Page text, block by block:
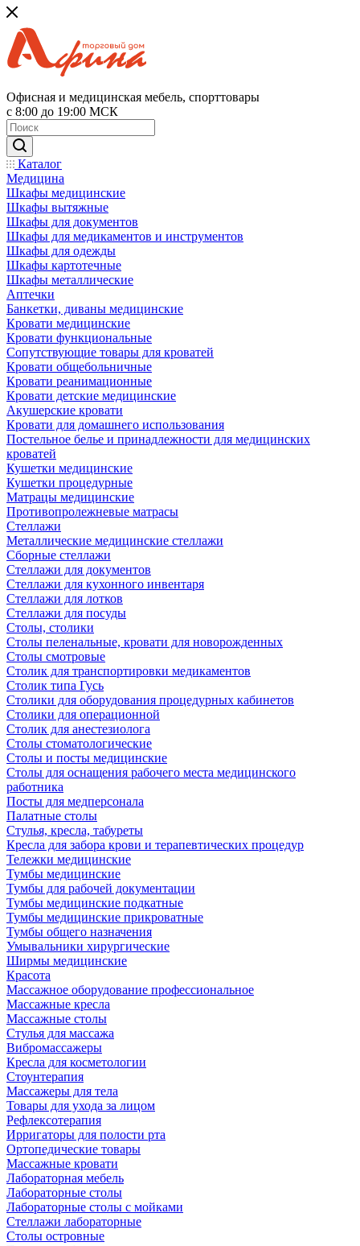
Офисная и медицинская мебель, спорттовары
с 8:00 до 19:00 МСК
Каталог
Медицина
Шкафы медицинские
Шкафы вытяжные
Шкафы для документов
Шкафы для медикаментов и инструментов
Шкафы для одежды
Шкафы картотечные
Шкафы металлические
Аптечки
Банкетки, диваны медицинские
Кровати медицинские
Кровати функциональные
Сопутствующие товары для кроватей
Кровати общебольничные
Кровати реанимационные
Кровати детские медицинские
Акушерские кровати
Кровати для домашнего использования
Постельное белье и принадлежности для медицинских
кроватей
Кушетки медицинские
Кушетки процедурные
Матрацы медицинские
Противопролежневые матрасы
Стеллажи
Металлические медицинские стеллажи
Сборные стеллажи
Стеллажи для документов
Стеллажи для кухонного инвентаря
Стеллажи для лотков
Стеллажи для посуды
Столы, столики
Столы пеленальные, кровати для новорожденных
Столы смотровые
Столик для транспортировки медикаментов
Столик типа Гусь
Столики для оборудования процедурных кабинетов
Столики для операционной
Столик для анестезиолога
Столы стоматологические
Столы и посты медицинские
Столы для оснащения рабочего места медицинского
работника
Посты для медперсонала
Палатные столы
Стулья, кресла, табуреты
Кресла для забора крови и терапевтических процедур
Тележки медицинские
Тумбы медицинские
Тумбы для рабочей документации
Тумбы медицинские подкатные
Тумбы медицинские прикроватные
Тумбы общего назначения
Умывальники хирургические
Ширмы медицинские
Красота
Массажное оборудование профессиональное
Массажные кресла
Массажные столы
Стулья для массажа
Вибромассажеры
Кресла для косметологии
Стоунтерапия
Массажеры для тела
Товары для ухода за лицом
Рефлексотерапия
Ирригаторы для полости рта
Ортопедические товары
Массажные кровати
Лабораторная мебель
Лабораторные столы
Лабораторные столы с мойками
Стеллажи лабораторные
Столы островные